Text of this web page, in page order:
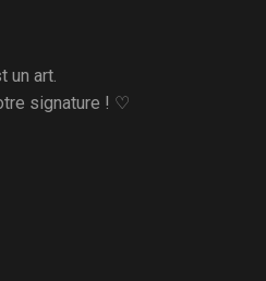
un art.
signature ! ♡